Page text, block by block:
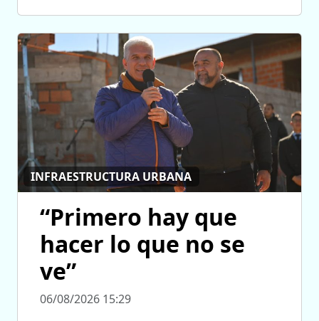
INFRAESTRUCTURA URBANA
“Primero hay que
hacer lo que no se
ve”
06/08/2026 15:29